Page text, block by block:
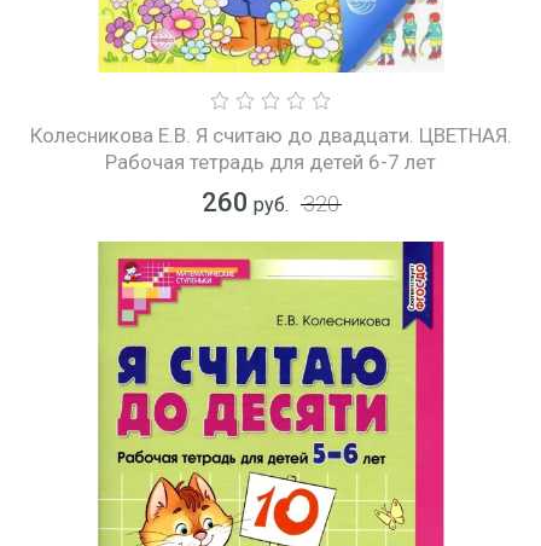
Колесникова Е.В. Я считаю до двадцати. ЦВЕТНАЯ.
Рабочая тетрадь для детей 6-7 лет
260 руб. 320